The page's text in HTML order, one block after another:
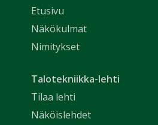
Etusivu
Näkökulmat
Nimitykset
Talotekniikka-lehti
Tilaa lehti
Näköislehdet